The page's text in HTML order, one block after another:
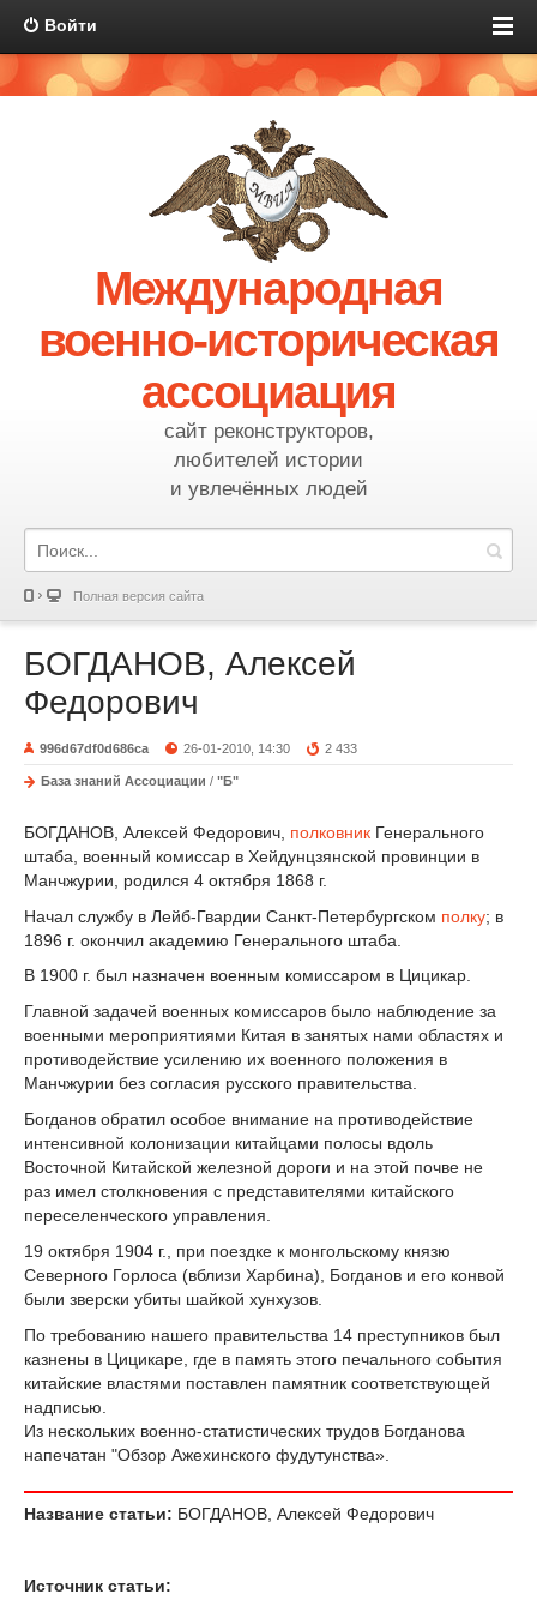
Войти
Международная
военно-историческая
ассоциация
сайт реконструкторов,
любителей истории
и увлечённых людей
Полная версия сайта
БОГДАНОВ, Алексей
Федорович
996d67df0d686ca 26-01-2010, 14:30 2 433
База знаний Ассоциации / "Б"
БОГДАНОВ, Алексей Федорович, полковник Генерального
штаба, военный комиссар в Хейдунцзянской провинции в
Манчжурии, родился 4 октября 1868 г.
Начал службу в Лейб-Гвардии Санкт-Петербургском полку; в
1896 г. окончил академию Генерального штаба.
В 1900 г. был назначен военным комиссаром в Цицикар.
Главной задачей военных комиссаров было наблюдение за
военными мероприятиями Китая в занятых нами областях и
противодействие усилению их военного положения в
Манчжурии без согласия русского правительства.
Богданов обратил особое внимание на противодействие
интенсивной колонизации китайцами полосы вдоль
Восточной Китайской железной дороги и на этой почве не
раз имел столкновения с представителями китайского
переселенческого управления.
19 октября 1904 г., при поездке к монгольскому князю
Северного Горлоса (вблизи Харбина), Богданов и его конвой
были зверски убиты шайкой хунхузов.
По требованию нашего правительства 14 преступников был
казнены в Цицикаре, где в память этого печального события
китайские властями поставлен памятник соответствующей
надписью.
Из нескольких военно-статистических трудов Богданова
напечатан "Обзор Ажехинского фудутунства».
Название статьи: БОГДАНОВ, Алексей Федорович
Источник статьи: